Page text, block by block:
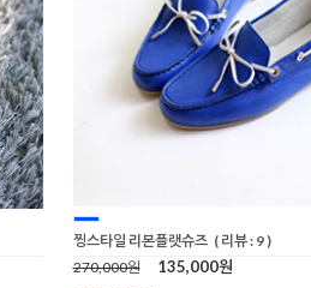
찡스타일 리본플랫슈즈 ( 리뷰 : 9 )
270,000원
135,000원